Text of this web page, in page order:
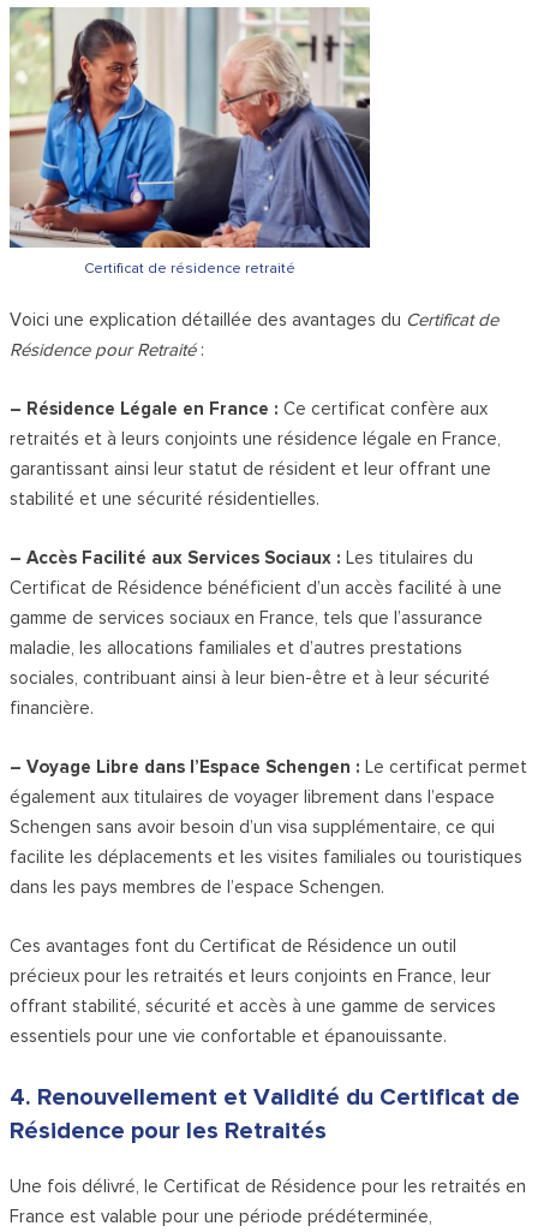
Certificat de résidence retraité
Voici une explication détaillée des avantages du Certificat de
Résidence pour Retraité :
– Résidence Légale en France : Ce certificat confère aux
retraités et à leurs conjoints une résidence légale en France,
garantissant ainsi leur statut de résident et leur offrant une
stabilité et une sécurité résidentielles.
– Accès Facilité aux Services Sociaux : Les titulaires du
Certificat de Résidence bénéficient d’un accès facilité à une
gamme de services sociaux en France, tels que l’assurance
maladie, les allocations familiales et d’autres prestations
sociales, contribuant ainsi à leur bien-être et à leur sécurité
financière.
– Voyage Libre dans l’Espace Schengen : Le certificat permet
également aux titulaires de voyager librement dans l’espace
Schengen sans avoir besoin d’un visa supplémentaire, ce qui
facilite les déplacements et les visites familiales ou touristiques
dans les pays membres de l’espace Schengen.
Ces avantages font du Certificat de Résidence un outil
précieux pour les retraités et leurs conjoints en France, leur
offrant stabilité, sécurité et accès à une gamme de services
essentiels pour une vie confortable et épanouissante.
4. Renouvellement et Validité du Certificat de
Résidence pour les Retraités
Une fois délivré, le Certificat de Résidence pour les retraités en
France est valable pour une période prédéterminée,